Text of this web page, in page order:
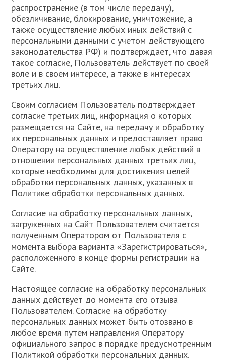
распространение (в том числе передачу),
обезличивание, блокирование, уничтожение, а
также осуществление любых иных действий с
персональными данными с учетом действующего
законодательства РФ) и подтверждает, что давая
такое согласие, Пользователь действует по своей
воле и в своем интересе, а также в интересах
третьих лиц.
Своим согласием Пользователь подтверждает
согласие третьих лиц, информация о которых
размещается на Сайте, на передачу и обработку
их персональных данных и предоставляет право
Оператору на осуществление любых действий в
отношении персональных данных третьих лиц,
которые необходимы для достижения целей
обработки персональных данных, указанных в
Политике обработки персональных данных.
Согласие на обработку персональных данных,
загруженных на Сайт Пользователем считается
полученным Оператором от Пользователя с
момента выбора варианта «Зарегистрироваться»,
расположенного в конце формы регистрации на
Сайте.
Настоящее согласие на обработку персональных
данных действует до момента его отзыва
Пользователем. Согласие на обработку
персональных данных может быть отозвано в
любое время путем направления Оператору
официального запрос в порядке предусмотренным
Политикой обработки персональных данных.